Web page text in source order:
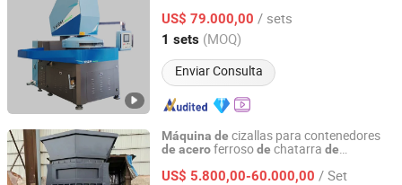
cementado y cerámica, sellos, cuchillas
de carburo, cerámica
US$ 79.000,00 / sets
1 sets (MOQ)
Enviar Consulta
Hunan, China Desde 2025
Máquina de cizallas para contenedores
de aceroferrosode chatarra de
US$ 5.800,00-60.000,00 / Set
Jiangyin Dinghua Environmental Protection Technology
Co., Ltd.